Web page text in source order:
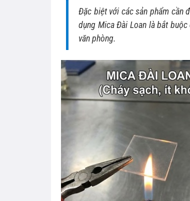
Đặc biệt với các sản phẩm cần
dụng Mica Đài Loan là bắt
văn phòng.